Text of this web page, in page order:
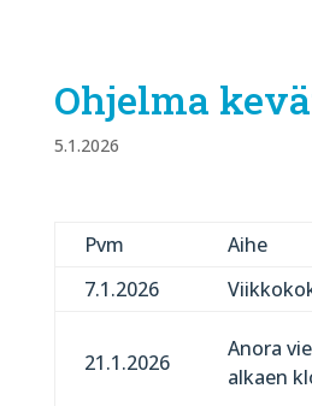
Ohjelma
5.1.2026
Pvm Aihe
7.1.2026
21.1.2026
Anora
alkaen